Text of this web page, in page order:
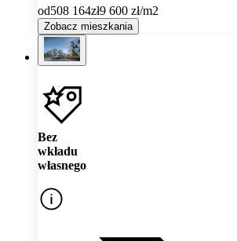
od508 164zł9 600 zł/m2
Zobacz mieszkania
Bez
wkładu
własnego